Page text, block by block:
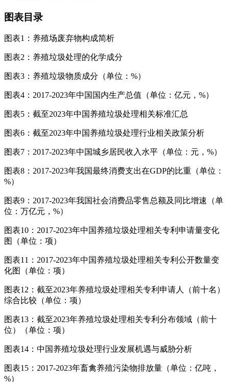
图表目录
图表1：养殖场废弃物构成简析
图表2：养殖垃圾处理的化学成分
图表3：养殖垃圾物质成分（单位：%）
图表4：2017-2023年中国国内生产总值（单位：亿元，%）
图表5：截至2023年中国养殖垃圾处理相关标准汇总
图表6：截至2023年中国养殖垃圾处理行业相关政策分析
图表7：2017-2023年中国城乡居民收入水平（单位：元，%）
图表8：2017-2023年我国最终消费支出在GDP的比重（单位：
%）
图表9：2017-2023年我国社会消费品零售总额及同比增速（单
位：万亿元，%）
图表10：2017-2023年中国养殖垃圾处理相关专利申请量变化
图（单位：项）
图表11：2017-2023年中国养殖垃圾处理相关专利公开数量变
化图（单位：项）
图表12：截至2023年养殖垃圾处理相关专利申请人（前十名）
综合比较（单位：项）
图表13：截至2023年养殖垃圾处理相关专利分布领域（前十
位）（单位：项）
图表14：中国养殖垃圾处理行业发展机遇与威胁分析
图表15：2017-2023年畜禽养殖污染物排放量（单位：亿吨，
%）